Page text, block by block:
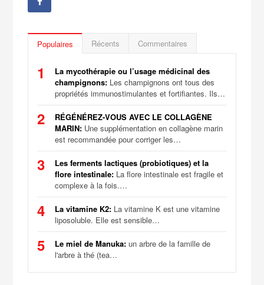
Populaires Récents Commentaires
1
La mycothérapie ou l’usage médicinal des
champignons: Les champignons ont tous des
propriétés immunostimulantes et fortifiantes. Ils…
2
RÉGÉNÉREZ-VOUS AVEC LE COLLAGÈNE
MARIN: Une supplémentation en collagène marin
est recommandée pour corriger les…
3
Les ferments lactiques (probiotiques) et la
flore intestinale: La flore intestinale est fragile et
complexe à la fois.…
4 La vitamine K2: La vitamine K est une vitamine
liposoluble. Elle est sensible…
5 Le miel de Manuka: un arbre de la famille de
l'arbre à thé (tea…